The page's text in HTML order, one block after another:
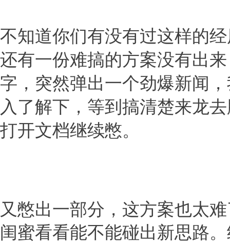
不知道你们有没有过这样的
还有一份难搞的方案没有出
字，突然弹出一个劲爆新闻
入了解下，等到搞清楚来龙
打开文档继续憋。
又憋出一部分，这方案也太
闺蜜看看能不能碰出新思路